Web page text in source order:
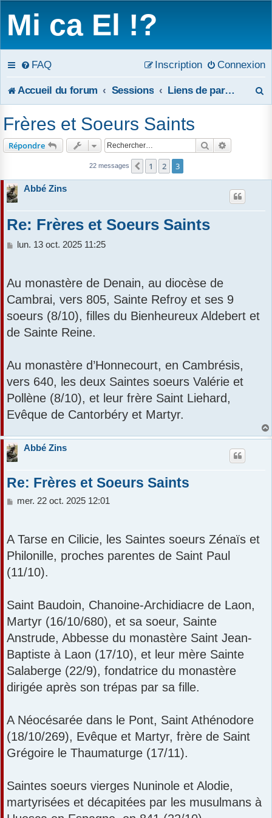
Mi ca El !?
FAQ Connexion
Inscription
Accueil du forum Sessions Liens de parenté entre les saints
e
Frères et Soeurs Saints
Répondre Rechercher
22 messages Précédent
1 2 3
Abbé Zins
Re: Frères et Soeurs Saints
M
a
g
lun. 13 oct. 2025 11:25
Au monastère de Denain, au diocèse de
Cambrai, vers 805, Sainte Refroy et ses 9
soeurs (8/10), filles du Bienheureux Aldebert et
de Sainte Reine.
Au monastère d’Honnecourt, en Cambrésis,
vers 640, les deux Saintes soeurs Valérie et
Pollène (8/10), et leur frère Saint Liehard,
Evêque de Cantorbéry et Martyr.
Abbé Zins
Re: Frères et Soeurs Saints
M
s
a
g
e
mer. 22 oct. 2025 12:01
A Tarse en Cilicie, les Saintes soeurs Zénaïs et
Philonille, proches parentes de Saint Paul
(11/10).
Saint Baudoin, Chanoine-Archidiacre de Laon,
Martyr (16/10/680), et sa soeur, Sainte
Anstrude, Abbesse du monastère Saint Jean-
Baptiste à Laon (17/10), et leur mère Sainte
Salaberge (22/9), fondatrice du monastère
dirigée après son trépas par sa fille.
A Néocésarée dans le Pont, Saint Athénodore
(18/10/269), Evêque et Martyr, frère de Saint
Grégoire le Thaumaturge (17/11).
Saintes soeurs vierges Nuninole et Alodie,
martyrisées et décapitées par les musulmans à